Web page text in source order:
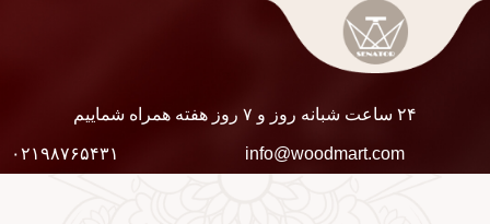
۲۴ ساعت شبانه روز و ۷ روز هفته همراه شماییم
info@woodmart.com ۰۲۱۹۸۷۶۵۴۳۱